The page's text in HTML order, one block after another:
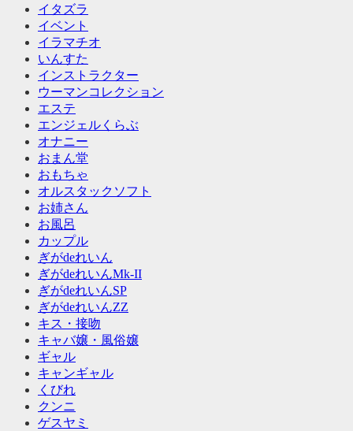
イタズラ
イベント
イラマチオ
いんすた
インストラクター
ウーマンコレクション
エステ
エンジェルくらぶ
オナニー
おまん堂
おもちゃ
オルスタックソフト
お姉さん
お風呂
カップル
ぎがdeれいん
ぎがdeれいんMk-II
ぎがdeれいんSP
ぎがdeれいんZZ
キス・接吻
キャバ嬢・風俗嬢
ギャル
キャンギャル
くびれ
クンニ
ゲスヤミ